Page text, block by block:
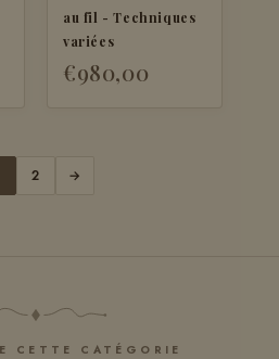
au fil - Techniques
variées
€980,00
2 →
CETTE CATÉGORIE